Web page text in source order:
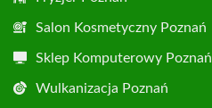
Salon Kosmetyczny Poznań
Sklep Komputerowy Poznań
Wulkanizacja Poznań